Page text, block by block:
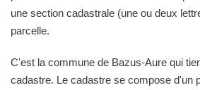
une section cadastrale (une ou deux
parcelle.
C'est la commune de Bazus-Aure qui
cadastre. Le cadastre se compose d'un